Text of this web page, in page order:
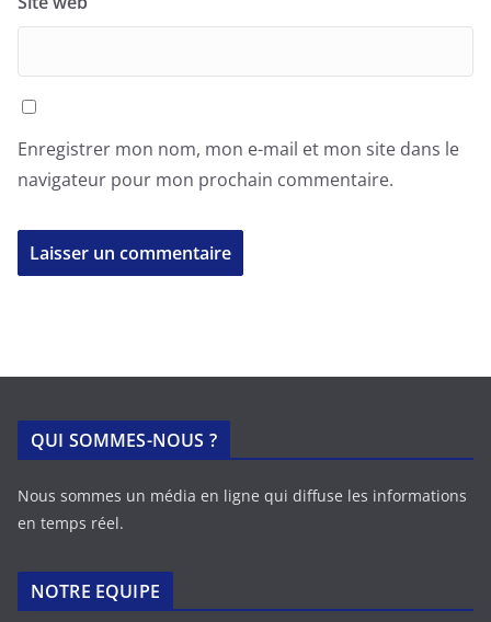
Enregistrer mon nom, mon e-mail et mon site dans le
navigateur pour mon prochain commentaire.
QUI SOMMES-NOUS ?
Nous sommes un média en ligne qui diffuse les informations
en temps réel.
NOTRE EQUIPE